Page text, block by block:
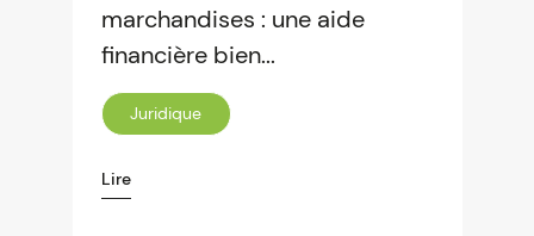
marchandises : une aide
financière bien...
Juridique
Lire